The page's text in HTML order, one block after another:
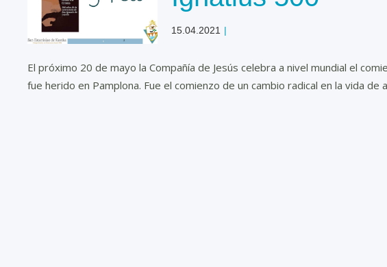
15.04.2021 |
El próximo 20 de mayo la Compañía de Jesús celebra a nivel mundial el
fue herido en Pamplona. Fue el comienzo de un cambio radical en la vida de